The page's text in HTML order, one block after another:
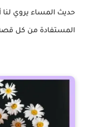
حديث المساء يروي
المستفادة من كل